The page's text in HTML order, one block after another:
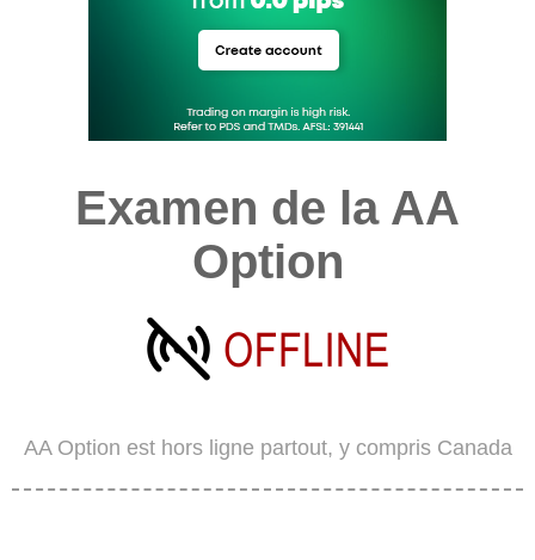
Examen de la AA
Option
AA Option est hors ligne partout, y compris Canada